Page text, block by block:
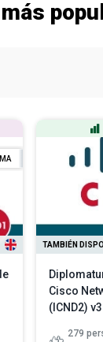
TAMBIÉN
Cisco
(ICND2)
279